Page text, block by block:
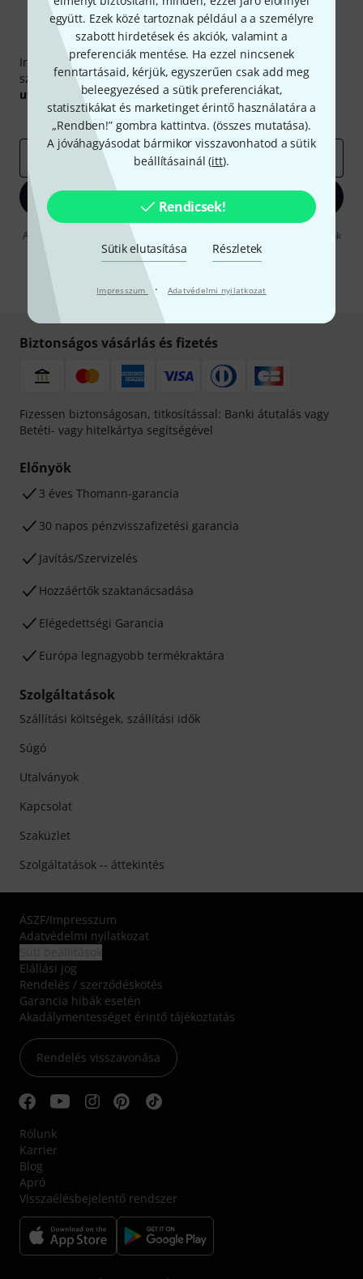
együtt. Ezek közé tartoznak például a a személyre
szabott hirdetések és akciók, valamint a
preferenciák mentése. Ha ezzel nincsenek
fenntartásaid, kérjük, egyszerűen csak add meg
beleegyezésed a sütik preferenciákat,
statisztikákat és marketinget érintő használatára a
„Rendben!” gombra kattintva. (összes mutatása).
A jóváhagyásodat bármikor visszavonhatod a sütik
beállításainál (itt).
Rendicsek!
Sütik elutasítása Részletek
Impresszum · Adatvédelmi nyilatkozat
Thomann hírlevél
Iratkozz fel a Thomann angol nyelvű hírlevelére, és kis
szerencsével megnyerheted a50egyenként 50 € értékű
utalvány
egyikét.
Inspiráló gondolatok
Akciók Thomann
A "Bejelentkezés" gombra kattintva elfogadja, hogy e-mailben küldjünk
önnek hirdetéseket. Bármikor leiratkozhat erről. A hírlevélről további
információkat azdata protection guideline-ben talál.
* Kitöltés kötelező
Biztonságos vásárlás és fizetés
Fizessen biztonságosan, titkosítással: Banki átutalás vagy
Betéti- vagy hitelkártya segítségével
Előnyök
3 éves Thomann-garancia
30 napos pénzvisszafizetési garancia
Javítás/Szervizelés
Hozzáértők szaktanácsadása
Elégedettségi Garancia
Európa legnagyobb termékraktára
Szolgáltatások
Szállítási költségek, szállítási idők
Súgó
Utalványok
Kapcsolat
Szaküzlet
Szolgáltatások -- áttekintés
ÁSZF/Impresszum
Adatvédelmi nyilatkozat
Elállási jog
Rendelés / szerződéskötés
Garancia hibák esetén
Akadálymentességet érintő tájékoztatás
Rendelés visszavonása
Rólunk
Karrier
Blog
Apró
Visszaélésbejelentő rendszer